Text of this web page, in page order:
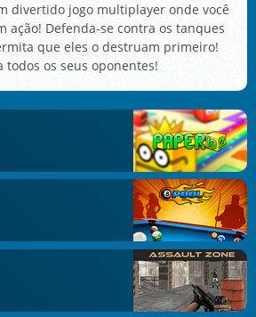
divertido jogo multiplayer onde você
ação! Defenda-se contra os tanques
que eles o destruam primeiro!
todos os seus oponentes!